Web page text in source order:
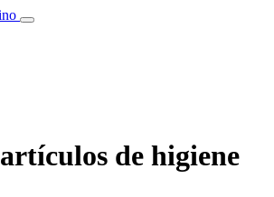
artículos de higiene